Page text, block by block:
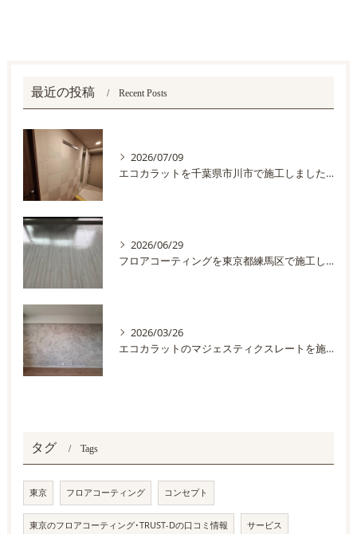
最近の投稿 Recent Posts
2026/07/09
エコカラットを千葉県市川市で施工しました。
2026/06/29
フロアコーティングを東京都練馬区で施工しました
2026/03/26
エコカラットのマジェスティクスレートを施工しました
タグ Tags
東京 フロアコーティング コンセプト
東京のフロアコーティング･TRUST-Dの口コミ情報 サービス